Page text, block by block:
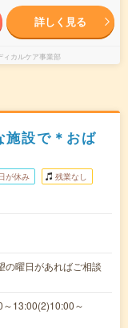
詳しく見る
カルケア事業部
施設で＊おば
が休み 残業なし
の曜日があればご相談
13:00(2)10:00～